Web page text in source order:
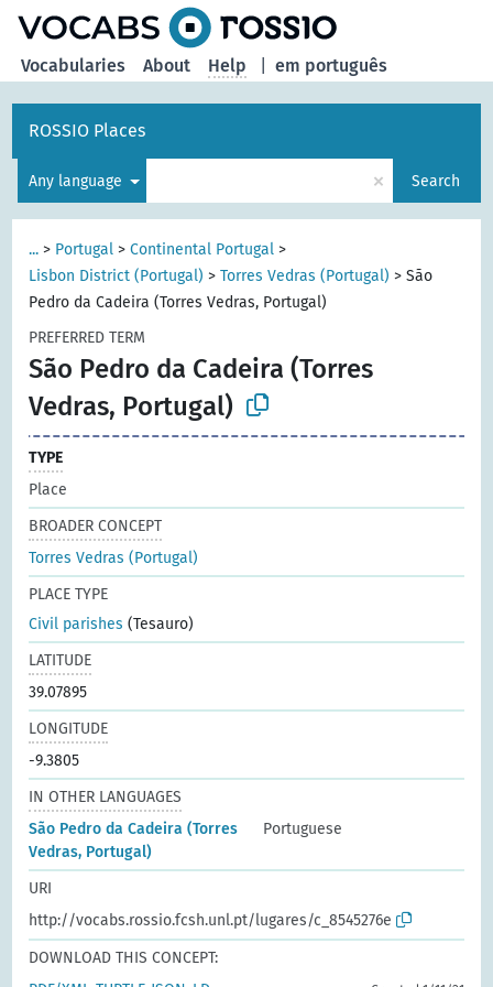
em português
Vocabularies About Help
ROSSIO Places
Any language × Search
... > Portugal >Continental Portugal >
Lisbon District (Portugal) >Torres Vedras (Portugal) >São
Pedro da Cadeira (Torres Vedras, Portugal)
PREFERRED TERM
São Pedro da Cadeira (Torres
Vedras, Portugal)
TYPE
Place
BROADER CONCEPT
Torres Vedras (Portugal)
PLACE TYPE
Civil parishes (Tesauro)
LATITUDE
39.07895
LONGITUDE
-9.3805
IN OTHER LANGUAGES
São Pedro da Cadeira (Torres
Vedras, Portugal)
Portuguese
URI
http://vocabs.rossio.fcsh.unl.pt/lugares/c_8545276e
DOWNLOAD THIS CONCEPT: